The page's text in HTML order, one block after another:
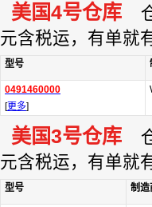
美国4号仓库
元含税运，有单就
型号
0491460000
[更多]
美国3号仓库
元含税运，有单就
型号 制造